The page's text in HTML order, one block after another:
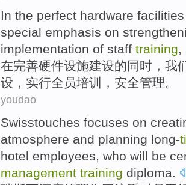
In the perfect hardware facilities
special emphasis on
implementation of staff training,
在完善硬件设施建设的同时 ， 我
设 ， 实行全员培训 ， 安全管理。
youdao
Swisstouches focuses on
atmosphere and planning long-
hotel employees, who will be
management training diploma.